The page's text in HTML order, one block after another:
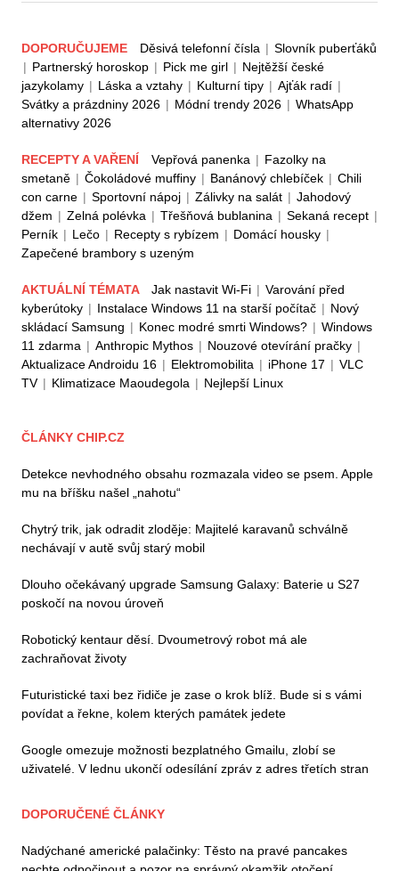
DOPORUČUJEME Děsivá telefonní čísla | Slovník puberťáků
| Partnerský horoskop | Pick me girl | Nejtěžší české
jazykolamy | Láska a vztahy | Kulturní tipy | Ajťák radí |
Svátky a prázdniny 2026 | Módní trendy 2026 | WhatsApp
alternativy 2026
RECEPTY A VAŘENÍ Vepřová panenka | Fazolky na
smetaně | Čokoládové muffiny | Banánový chlebíček | Chili
con carne | Sportovní nápoj | Zálivky na salát | Jahodový
džem | Zelná polévka | Třešňová bublanina | Sekaná recept |
Perník | Lečo | Recepty s rybízem | Domácí housky |
Zapečené brambory s uzeným
AKTUÁLNÍ TÉMATA Jak nastavit Wi-Fi | Varování před
kyberútoky | Instalace Windows 11 na starší počítač | Nový
skládací Samsung | Konec modré smrti Windows? | Windows
11 zdarma | Anthropic Mythos | Nouzové otevírání pračky |
Aktualizace Androidu 16 | Elektromobilita | iPhone 17 | VLC
TV | Klimatizace Maoudegola | Nejlepší Linux
ČLÁNKY CHIP.CZ
Detekce nevhodného obsahu rozmazala video se psem. Apple
mu na bříšku našel „nahotu“
Chytrý trik, jak odradit zloděje: Majitelé karavanů schválně
nechávají v autě svůj starý mobil
Dlouho očekávaný upgrade Samsung Galaxy: Baterie u S27
poskočí na novou úroveň
Robotický kentaur děsí. Dvoumetrový robot má ale
zachraňovat životy
Futuristické taxi bez řidiče je zase o krok blíž. Bude si s vámi
povídat a řekne, kolem kterých památek jedete
Google omezuje možnosti bezplatného Gmailu, zlobí se
uživatelé. V lednu ukončí odesílání zpráv z adres třetích stran
DOPORUČENÉ ČLÁNKY
Nadýchané americké palačinky: Těsto na pravé pancakes